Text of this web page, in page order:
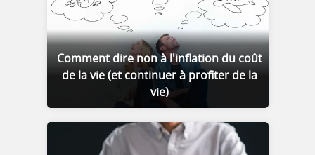
Comment dire non à l'inflation du coût
de la vie (et continuer à profiter de la
vie)